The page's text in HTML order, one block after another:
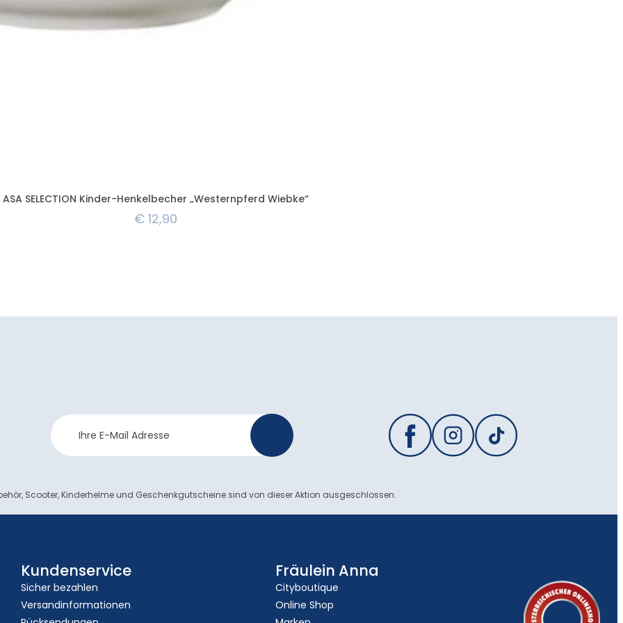
ASA SELECTION Kinder-Henkelbecher „Westernpferd Wiebke“
€ 12,90
Newsletter
Anmeldung
Scooter, Kinderhelme und Geschenkgutscheine sind von dieser Aktion ausgeschlossen.
Kundenservice
Sicher bezahlen
Versandinformationen
Fräulein Anna
Cityboutique
Online Shop